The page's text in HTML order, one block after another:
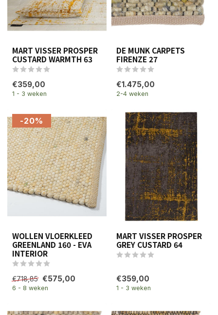
MART VISSER PROSPER
CUSTARD WARMTH 63
€359,00
1 - 3 weken
DE MUNK CARPETS
FIRENZE 27
€1.475,00
2-4 weken
-20%
WOLLEN VLOERKLEED
GREENLAND 160 - EVA
INTERIOR
€718,85 €575,00
6 - 8 weken
MART VISSER PROSPER
GREY CUSTARD 64
€359,00
1 - 3 weken